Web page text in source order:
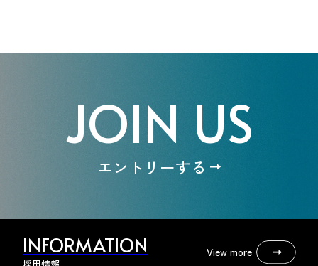
JOIN US
エントリーする
INFORMATION View more